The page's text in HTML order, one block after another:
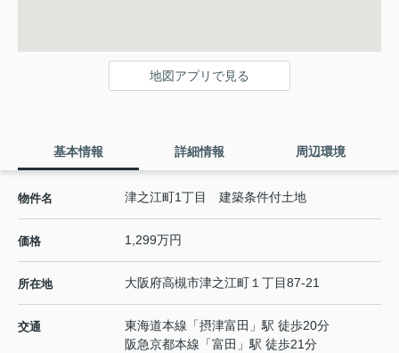
地図アプリで見る
基本情報 詳細情報 周辺環境
物件名 津之江町1丁目 建築条件付土地
価格 1,299万円
所在地 大阪府高槻市津之江町 １丁目87-21
交通 東海道本線 「摂津富田 」駅 徒歩20分
阪急京都本線 「富田 」駅 徒歩21分